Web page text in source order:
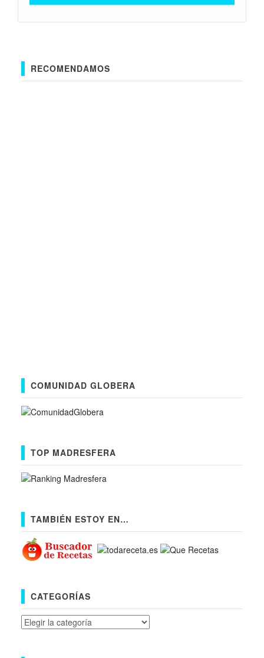
RECOMENDAMOS
COMUNIDAD GLOBERA
TOP MADRESFERA
TAMBIÉN ESTOY EN…
CATEGORÍAS
Categorías